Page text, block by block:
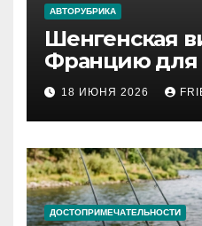
АВТОРУБРИКА
Шенгенская
Францию для
2026 году:
и список
документов
18 ИЮНЯ 2026
ДОСТОПРИМЕЧАТЕЛЬНОСТИ